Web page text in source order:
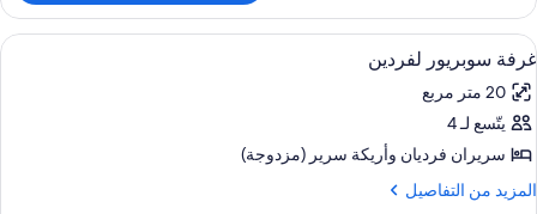
غرفة
لفردين
استعراض
جميع
صور
غرفة
سوبريور
لفردين
ميني بار وخزنة داخل الغرفة ومكتب
7
غرفة سوبريور لفردين
20 متر مربع
يتّسع لـ 4
سريران فرديان‫‬ وأريكة سرير (مزدوجة)
المزيد من التفاصيل
المزيد